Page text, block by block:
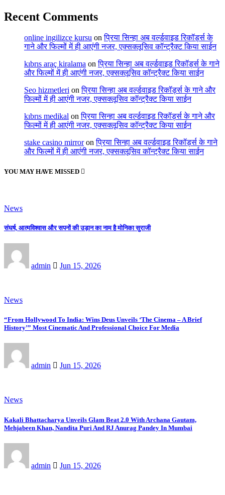
Recent Comments
online ingilizce kursu onप्रिया सिन्हा अब वर्ल्डवाइड रिकॉर्ड्स के
गाने और फिल्मों में ही आएंगी नजर, एक्सक्लूसिव कॉन्ट्रैक्ट किया साईन
kıbrıs araç kiralama onप्रिया सिन्हा अब वर्ल्डवाइड रिकॉर्ड्स के गाने
और फिल्मों में ही आएंगी नजर, एक्सक्लूसिव कॉन्ट्रैक्ट किया साईन
Seo hizmetleri onप्रिया सिन्हा अब वर्ल्डवाइड रिकॉर्ड्स के गाने और
फिल्मों में ही आएंगी नजर, एक्सक्लूसिव कॉन्ट्रैक्ट किया साईन
kıbrıs medikal onप्रिया सिन्हा अब वर्ल्डवाइड रिकॉर्ड्स के गाने और
फिल्मों में ही आएंगी नजर, एक्सक्लूसिव कॉन्ट्रैक्ट किया साईन
stake casino mirroronप्रिया सिन्हा अब वर्ल्डवाइड रिकॉर्ड्स के गाने
और फिल्मों में ही आएंगी नजर, एक्सक्लूसिव कॉन्ट्रैक्ट किया साईन
YOU MAY HAVE MISSED
News
संघर्ष, आत्मविश्वास और सपनों की उड़ान का नाम है मोनिका सुराजी
admin Jun 15, 2026
News
“From Hollywood To India: Wins Deus Unveils ‘The Cinema – A Brief
History’” Most Cinematic And Professional Choice For Media
admin Jun 15, 2026
News
Kakali Bhattacharya Unveils Glam Beat 2.0 With Archana Gautam,
Mehjabeen Khan, Nandita Puri And RJ Anurag Pandey In Mumbai
admin Jun 15, 2026